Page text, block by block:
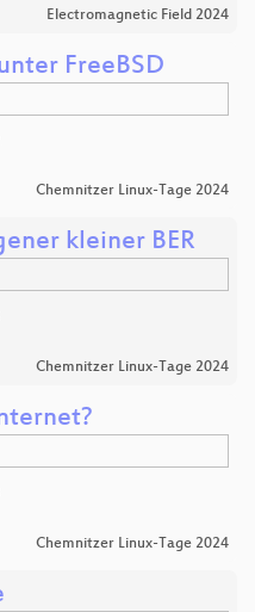
Electromagnetic Field 2024
FreeBSD
Chemnitzer Linux-Tage 2024
kleiner BER
Chemnitzer Linux-Tage 2024
Chemnitzer Linux-Tage 2024